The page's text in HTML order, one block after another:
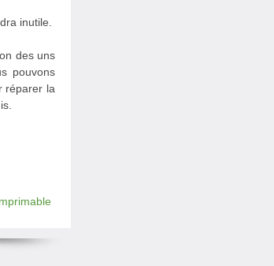
inutile.
des uns
pouvons
réparer la